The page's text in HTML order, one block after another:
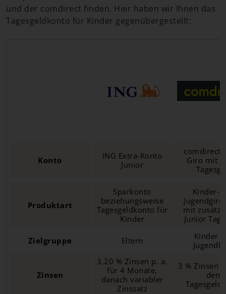
und der comdirect finden. Hier haben wir Ihnen das
Tagesgeldkonto für Kinder gegenübergestellt:
Konto
ING Extra-Konto
Junior
comdirect
Giro mit
Produktart
Sparkonto
beziehungsweise
Tagesgeldkonto für
Kinder
Kinder-
mit
Junior
Zielgruppe Eltern
Kinder
Zinsen
3,20 % Zinsen p. a.
für 4 Monate,
danach variabler
Zinssatz
3 % Zinsen
dem